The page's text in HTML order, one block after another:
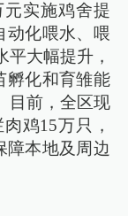
实施鸡舍提
动化喂水、喂
大幅提升，
孵化和育雏能
目前，全区现
鸡15万只，
障本地及周边